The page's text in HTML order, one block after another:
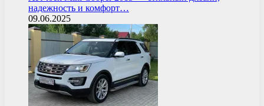
надежность и комфорт…
09.06.2025